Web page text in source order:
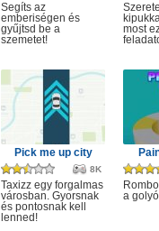
Segíts az
emberiségen és
gyűjtsd be a
szemetet!
most
Pick me up city
8K
Taxizz egy forgalmas
városban. Gyorsnak
és pontosnak kell
lenned!
a